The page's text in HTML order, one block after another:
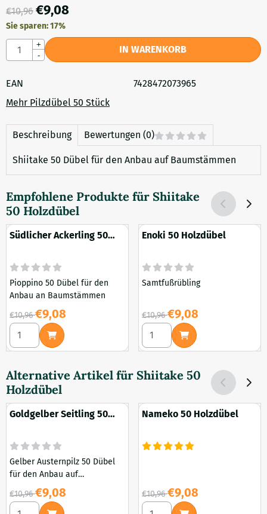
€10,96 €9,08
Sie sparen:17%
Anzahl
+
-
IN WARENKORB
EAN
7428472073965
Mehr Pilzdübel 50 Stück
Beschreibung Bewertungen (0)
Shiitake 50 Dübel für den Anbau auf Baumstämmen
Empfohlene Produkte für Shiitake
50 Holzdübel
Südlicher Ackerling 50
Pioppino 50 Dübel für den
Anbau an Baumstämmen
Von 10,96 für 9,08
€10,96€9,08
Anzahl wählen für Südlicher Ackerling 50 Holzdübel
Enoki 50 Holzdübel
Samtfußrübling
Von 10,96 für 9,08
€10,96€9,08
Anzahl wählen für Enoki 50
Alternative Artikel für Shiitake 50
Holzdübel
Goldgelber Seitling 50
Gelber Austernpilz 50 Dübel
für den Anbau auf
Baumstämmen und Stümpfen
Von 10,96 für 9,08
€10,96€9,08
Anzahl wählen für Goldgelber Seitling 50 Holzdübel
Nameko 50 Holzdübel
Von 10,96 für 9,08
€10,96€9,08
Anzahl wählen für Nameko